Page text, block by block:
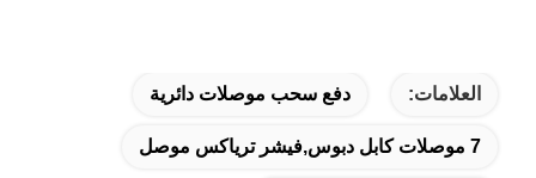
العلامات: دفع سحب موصلات دائرية
7 موصلات كابل دبوس,فيشر ترياكس موصل